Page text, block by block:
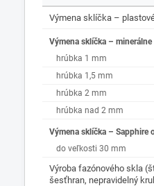
Výmena sklíčka –
Výmena sklíčka –
hrúbka 1 mm
hrúbka 1,5 mm
hrúbka 2 mm
hrúbka nad 2 mm
Výmena sklíčka – Sapphire
do veľkosti 30 mm
Výroba fazónového skla
šesťhran, nepravidelný